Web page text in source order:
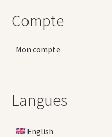
Compte
Mon compte
Langues
English